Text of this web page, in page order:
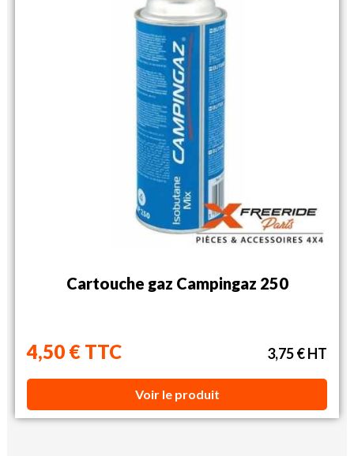
Cartouche gaz Campingaz 250
4,50 € TTC 3,75 € HT
Voir le produit